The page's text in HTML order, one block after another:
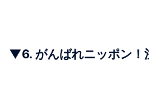
▼6. がんばれニッポン！